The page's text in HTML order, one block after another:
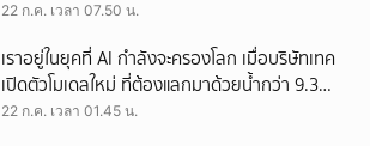
22 ก.ค. เวลา 07.50 น.
เราอยู่ในยุคที่ AI กำลังจะครองโลก เมื่อบริษัทเทค
เปิดตัวโมเดลใหม่ ที่ต้องแลกมาด้วยน้ำกว่า 9.3
ล้านล้านลิตร
22 ก.ค. เวลา 01.45 น.